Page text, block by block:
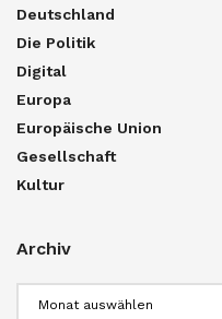
Deutschland
Die Politik
Digital
Europa
Europäische Union
Gesellschaft
Kultur
Archiv